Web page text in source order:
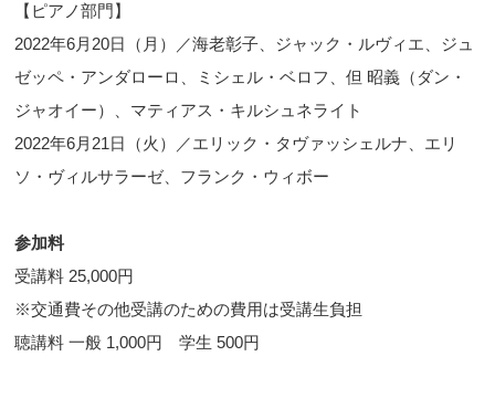
【ピアノ部門】
2022年6月20日（月）／海老彰子、ジャック・ルヴィエ、ジュ
ゼッペ・アンダローロ、ミシェル・ベロフ、但 昭義（ダン・
ジャオイー）、マティアス・キルシュネライト
2022年6月21日（火）／エリック・タヴァッシェルナ、エリ
ソ・ヴィルサラーゼ、フランク・ウィボー
参加料
受講料 25,000円
※交通費その他受講のための費用は受講生負担
聴講料 一般 1,000円 学生 500円